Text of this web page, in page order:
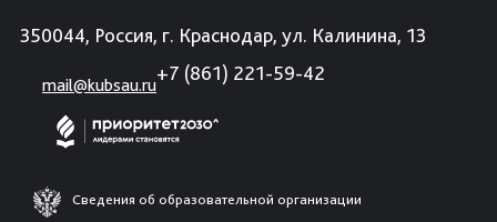
350044, Россия, г. Краснодар, ул. Калинина, 13
mail@kubsau.ru
+7 (861) 221-59-42
Сведения об образовательной организации